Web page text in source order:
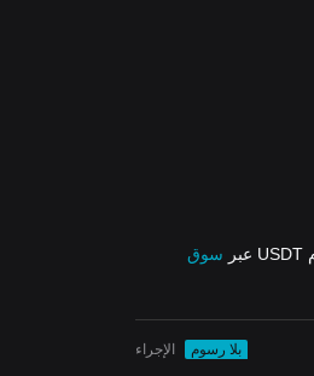
سوق
بلا رسوم الإجراء